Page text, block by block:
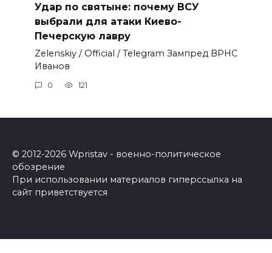
Удар по святыне: почему ВСУ
выбрали для атаки Киево-
Печерскую лавру
Zеlеnskiу / Оfficiаl / Telegram Зампред ВРНС
Иванов
0 121
© 2012-2026 Wpristav - военно-политическое
обозрение
При использовании материалов гиперссылка на
сайт приветствуется